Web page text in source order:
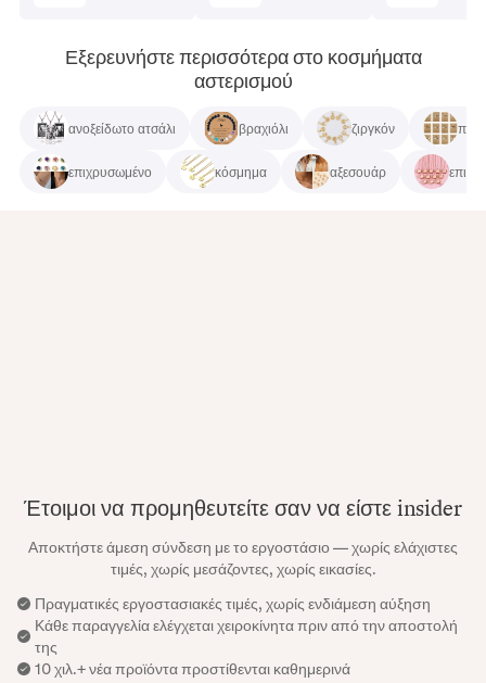
Εξερευνήστε περισσότερα στο κοσμήματα
αστερισμού
ανοξείδωτο ατσάλι βραχιόλι ζιργκόν
επιχρυσωμένο κόσμημα αξεσουάρ
Έτοιμοι να προμηθευτείτε σαν να είστε insider
Αποκτήστε άμεση σύνδεση με το εργοστάσιο — χωρίς ελάχιστες
τιμές, χωρίς μεσάζοντες, χωρίς εικασίες.
Πραγματικές εργοστασιακές τιμές, χωρίς ενδιάμεση αύξηση
Κάθε παραγγελία ελέγχεται χειροκίνητα πριν από την αποστολή
της
10 χιλ.+ νέα προϊόντα προστίθενται καθημερινά